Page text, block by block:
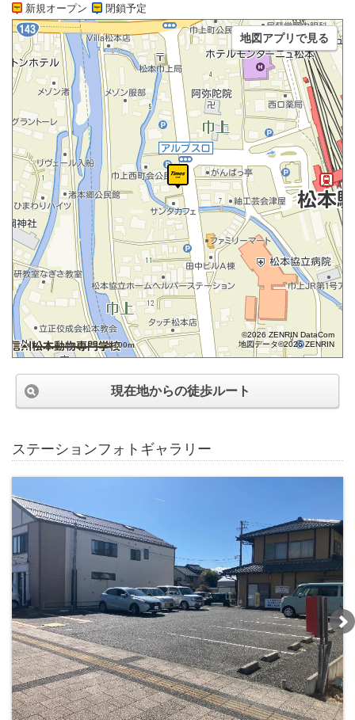
新規オープン 閉鎖予定
100m
©2026 ZENRIN DataCom
地図データ©2026 ZENRIN
地図アプリで見る
現在地からの徒歩ルート
ステーションフォトギャラリー